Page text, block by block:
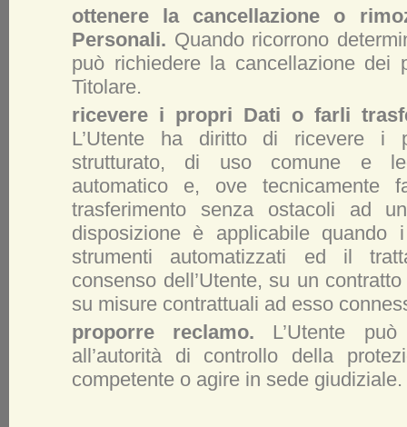
ottenere la cancellazione o
Personali. Quando ricorrono
può richiedere la cancellazione dei
Titolare.
ricevere i propri Dati o farli
L’Utente ha diritto di ricevere i
strutturato, di uso comune e
automatico e, ove tecnicamente
trasferimento senza ostacoli ad
disposizione è applicabile
strumenti automatizzati ed il
consenso dell’Utente, su un
su misure contrattuali ad esso
proporre reclamo. L’Utente
all’autorità di controllo della
competente o agire in sede giudiziale.